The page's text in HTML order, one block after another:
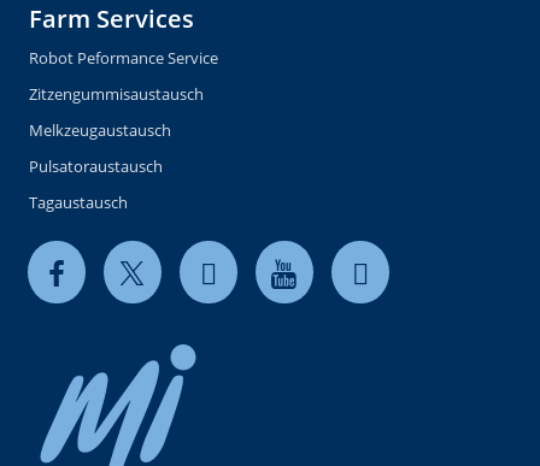
Farm Services
Robot Peformance Service
Zitzengummisaustausch
Melkzeugaustausch
Pulsatoraustausch
Tagaustausch